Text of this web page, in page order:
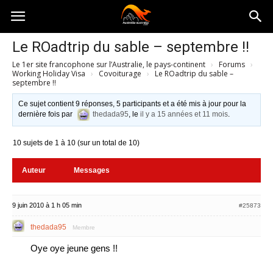
Australia-
australie.com
Le ROadtrip du sable – septembre !!
Le 1er site francophone sur l’Australie, le pays-continent › Forums ›
Working Holiday Visa › Covoiturage ›
Le ROadtrip du sable –
septembre !!
Ce sujet contient 9 réponses, 5 participants et a été mis à jour pour la
dernière fois par
thedada95, leil y a 15 années et 11 mois.
10 sujets de 1 à 10 (sur un total de 10)
Auteur Messages
9 juin 2010 à 1 h 05 min #25873
thedada95 Membre
Oye oye jeune gens !!